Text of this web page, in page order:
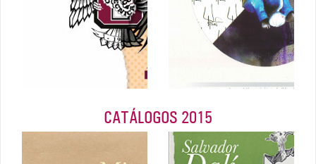
Junio 2016 2016
CATÁLOGOS 2015
Las Cenas de